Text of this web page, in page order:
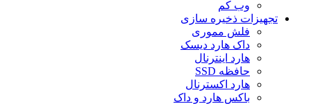
وب کم
تجهیزات ذخیره سازی
فلش مموری
داک هارد دیسک
هارد اینترنال
حافظه SSD
هارد اکسترنال
باکس هارد و داک